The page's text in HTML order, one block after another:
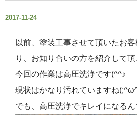
2017-11-24
以前、塗装工事させて頂いたお
り、お知り合いの方を紹介して
今回の作業は高圧洗浄です(^^♪
現状はかなり汚れていますね
でも、高圧洗浄でキレイになるん